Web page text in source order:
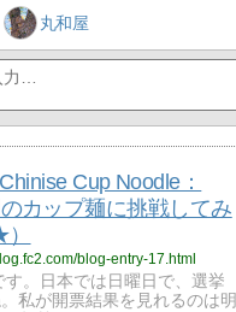
丸和屋
Cup Noodle：
ップ麺に挑戦してみ
blog-entry-17.html
す。日本では日曜日で、選挙
私が開票結果を見れるのは明